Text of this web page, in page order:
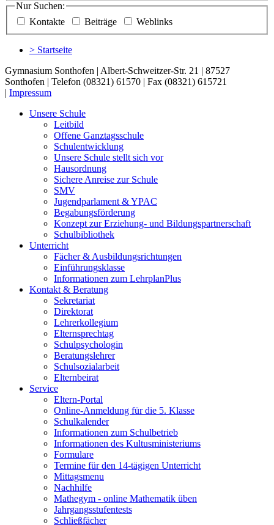
Nur Suchen:
Kontakte
Beiträge Weblinks
> Startseite
Gymnasium Sonthofen | Albert-Schweitzer-Str. 21 | 87527
Sonthofen | Telefon (08321) 61570 | Fax (08321) 615721
| Impressum
Unsere Schule
Leitbild
Offene Ganztagsschule
Schulentwicklung
Unsere Schule stellt sich vor
Hausordnung
Sichere Anreise zur Schule
SMV
Jugendparlament & YPAC
Begabungsförderung
Konzept zur Erziehung- und Bildungspartnerschaft
Schulbibliothek
Unterricht
Fächer & Ausbildungsrichtungen
Einführungsklasse
Informationen zum LehrplanPlus
Kontakt & Beratung
Sekretariat
Direktorat
Lehrerkollegium
Elternsprechtag
Schulpsychologin
Beratungslehrer
Schulsozialarbeit
Elternbeirat
Service
Eltern-Portal
Online-Anmeldung für die 5. Klasse
Schulkalender
Informationen zum Schulbetrieb
Informationen des Kultusministeriums
Formulare
Termine für den 14-tägigen Unterricht
Mittagsmenu
Nachhilfe
Mathegym - online Mathematik üben
Jahrgangsstufentests
Schließfächer